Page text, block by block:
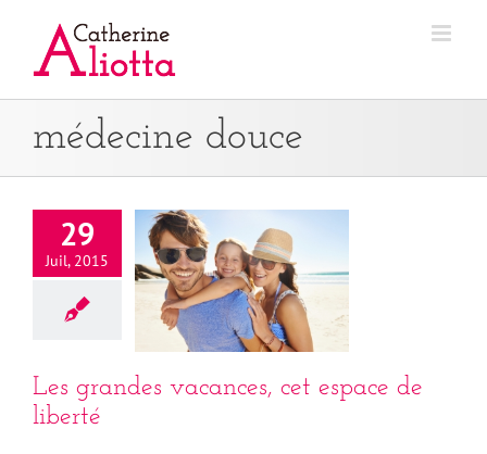
contenu
médecine douce
29
Juil, 2015
Les grandes vacances, cet espace de
liberté